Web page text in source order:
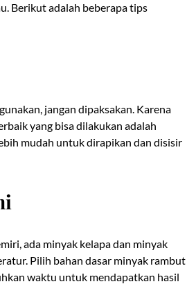
Berikut adalah beberapa tips
jangan dipaksakan. Karena
yang bisa dilakukan adalah
mudah untuk dirapikan dan disisir
ada minyak kelapa dan minyak
Pilih bahan dasar minyak rambut
waktu untuk mendapatkan hasil